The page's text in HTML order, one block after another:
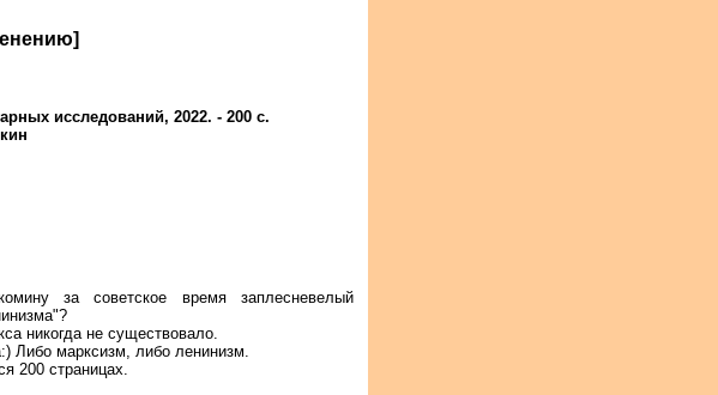
исследований, 2022. - 200 с.
за советское время заплесневелый
никогда не существовало.
Либо марксизм, либо ленинизм.
200 страницах.